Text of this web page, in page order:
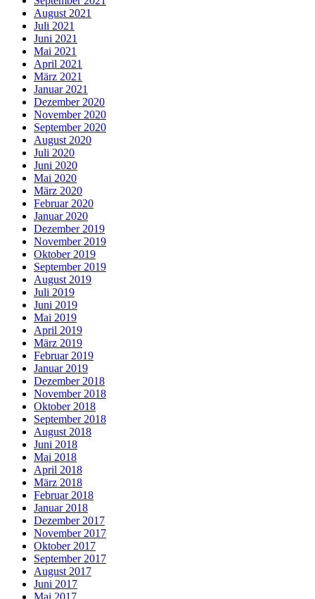
August 2021
Juli 2021
Juni 2021
Mai 2021
April 2021
März 2021
Januar 2021
Dezember 2020
November 2020
September 2020
August 2020
Juli 2020
Juni 2020
Mai 2020
März 2020
Februar 2020
Januar 2020
Dezember 2019
November 2019
Oktober 2019
September 2019
August 2019
Juli 2019
Juni 2019
Mai 2019
April 2019
März 2019
Februar 2019
Januar 2019
Dezember 2018
November 2018
Oktober 2018
September 2018
August 2018
Juni 2018
Mai 2018
April 2018
März 2018
Februar 2018
Januar 2018
Dezember 2017
November 2017
Oktober 2017
September 2017
August 2017
Juni 2017